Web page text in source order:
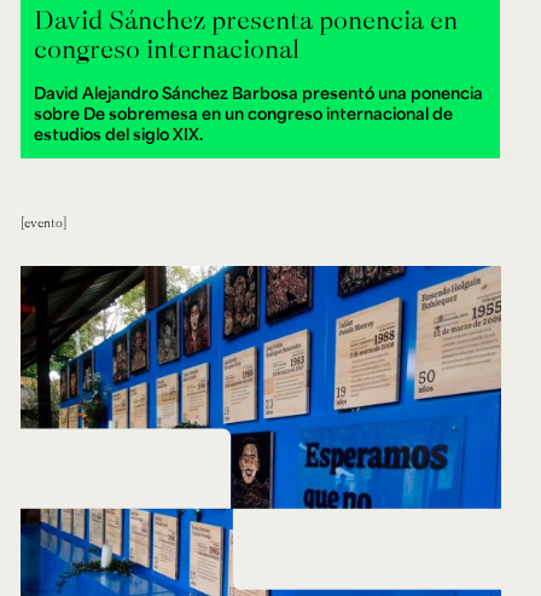
David Sánchez presenta ponencia en
congreso internacional
David Alejandro Sánchez Barbosa presentó una ponencia
sobre De sobremesa en un congreso internacional de
estudios del siglo XIX.
evento